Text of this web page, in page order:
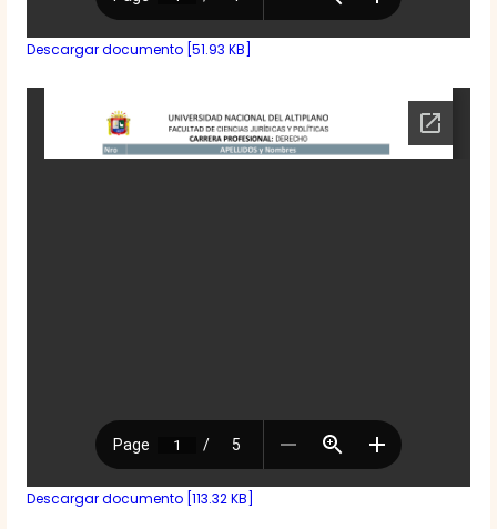
Descargar documento [51.93 KB]
Descargar documento [113.32 KB]